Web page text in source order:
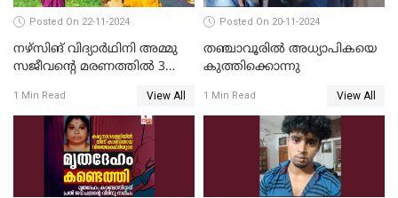
Posted On 22-11-2024
നഴ്സിങ് വിദ്യാര്‍ഥിനി അമ്മു
സജീവന്റെ മരണത്തില്‍ 3
രേഖപ്പെടുത്തി
1 Min Read View All
Posted On 20-11-2024
തഞ്ചാവൂരില്‍ അധ്യാപികയെ
കുത്തിക്കൊന്നു
1 Min Read View All